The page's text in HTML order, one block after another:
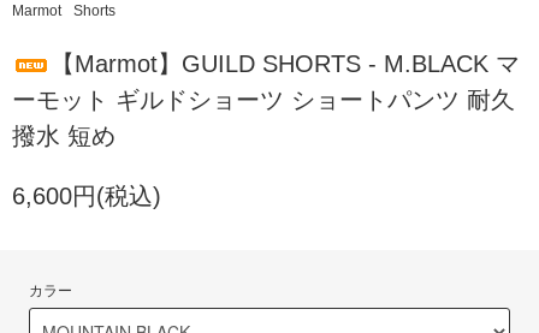
Marmot Shorts
【Marmot】GUILD SHORTS - M.BLACK マ
ーモット ギルドショーツ ショートパンツ 耐久
撥水 短め
6,600円(税込)
カラー